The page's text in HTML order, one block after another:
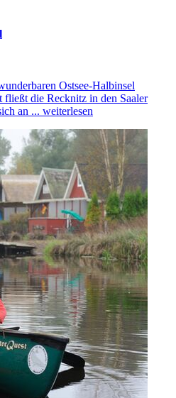
Ostsee-Halbinsel
die Recknitz in den Saaler
an ... weiterlesen